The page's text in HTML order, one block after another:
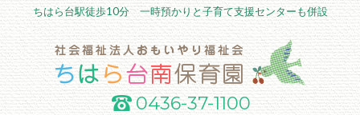
ちはら台駅徒歩10分 一時預かりと子育て支援センターも併設
0436-37-1100